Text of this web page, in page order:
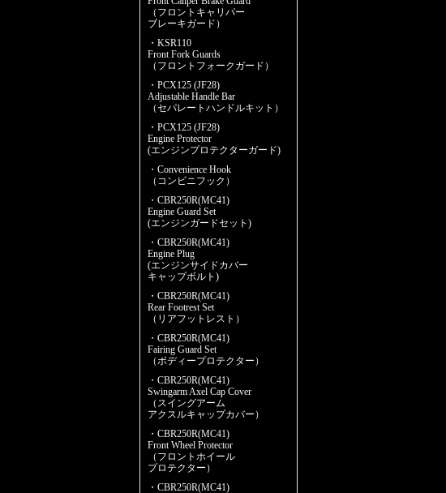
（フロントキャリパー
ブレーキガード）
・KSR110
Front Fork Guards
（フロントフォークガード）
・PCX125 (JF28)
Adjustable Handle Bar
（セパレートハンドルキット）
・PCX125 (JF28)
Engine Protector
(エンジンプロテクターガード)
・Convenience Hook
（コンビニフック）
・CBR250R(MC41)
Engine Guard Set
(エンジンガードセット)
・CBR250R(MC41)
Engine Plug
(エンジンサイドカバー
キャップボルト)
・CBR250R(MC41)
Rear Footrest Set
（リアフットレスト）
・CBR250R(MC41)
Fairing Guard Set
（ボディープロテクター）
・CBR250R(MC41)
Swingarm Axel Cap Cover
（スイングアーム
アクスルキャップカバー）
・CBR250R(MC41)
Front Wheel Protector
（フロントホイール
プロテクター）
・CBR250R(MC41)